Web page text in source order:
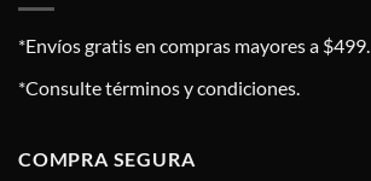
*Envíos gratis en compras mayores a $499.
*Consulte términos y condiciones.
COMPRA SEGURA